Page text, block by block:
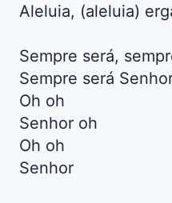
Aleluia, (aleluia)
Sempre será,
Sempre será
Oh oh
Senhor oh
Oh oh
Senhor